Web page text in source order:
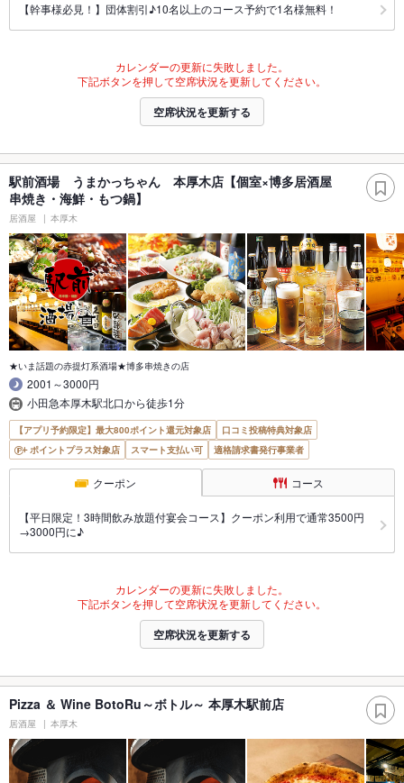
【幹事様必見！】団体割引♪10名以上のコース予約で1名様無料！
カレンダーの更新に失敗しました。
下記ボタンを押して空席状況を更新してください。
空席状況を更新する
駅前酒場 うまかっちゃん 本厚木店【個室×博多居酒屋
串焼き・海鮮・もつ鍋】
居酒屋 本厚木
★いま話題の赤提灯系酒場★博多串焼きの店
2001～3000円
小田急本厚木駅北口から徒歩1分
【アプリ予約限定】最大800ポイント還元対象店
口コミ投稿特典対象店
ポイントプラス対象店
スマート支払い可 適格請求書発行事業者
クーポン コース
【平日限定！3時間飲み放題付宴会コース】クーポン利用で通常3500円
→3000円に♪
カレンダーの更新に失敗しました。
下記ボタンを押して空席状況を更新してください。
空席状況を更新する
Pizza ＆ Wine BotoRu～ボトル～ 本厚木駅前店
居酒屋 本厚木